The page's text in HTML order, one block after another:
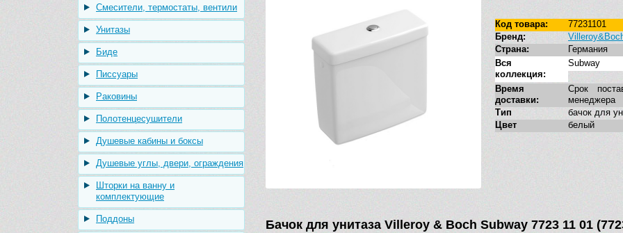
Смесители, термостаты, вентили
Унитазы
Биде
Писсуары
Раковины
Полотенцесушители
Душевые кабины и боксы
Душевые углы, двери, ограждения
Шторки на ванну и
комплектующие
Поддоны
Код товара:
77231101
Бренд:
Страна:
Германия
Вся
коллекция:
Subway
Время
доставки:
Срок
менеджера
Тип
бачок для
Цвет
белый
Бачок для унитаза Villeroy & Boch Subway 7723 11 01